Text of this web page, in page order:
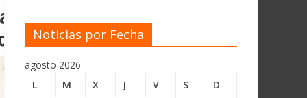
Noticias por Fecha
agosto 2026
L
M X J V S
D